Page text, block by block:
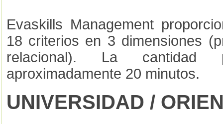
Evaskills Management
18 criterios en 3 dimensiones
relacional). La
aproximadamente 20 minutos.
UNIVERSIDAD /